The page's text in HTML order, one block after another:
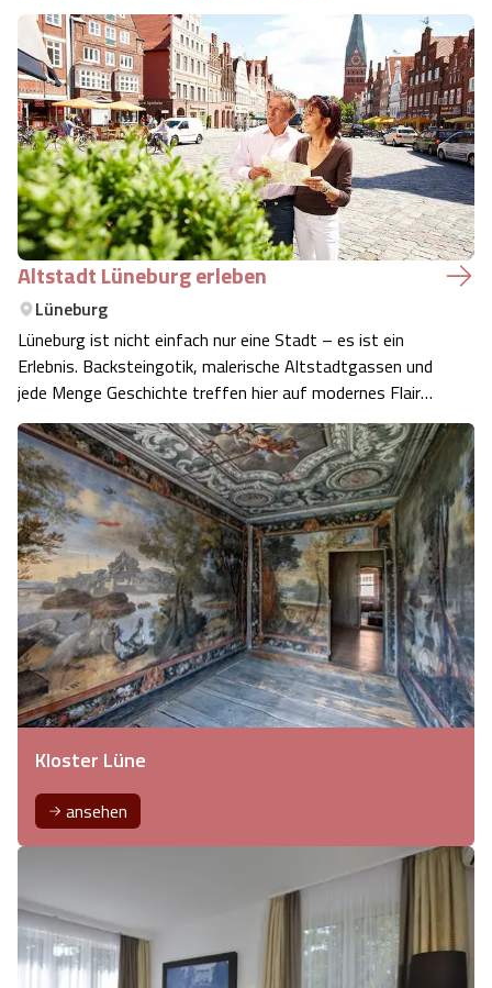
Altstadt Lüneburg erleben
Lüneburg
Lüneburg ist nicht einfach nur eine Stadt – es ist ein
Erlebnis. Backsteingotik, malerische Altstadtgassen und
jede Menge Geschichte treffen hier auf modernes Flair
und lebendiges Treiben. Egal, ob du zum ersten Mal
vorbeischaust oder die Stadt von einer neuen Seite
kennenlernen möchtest – hier fin…
Kloster Lüne
ansehen